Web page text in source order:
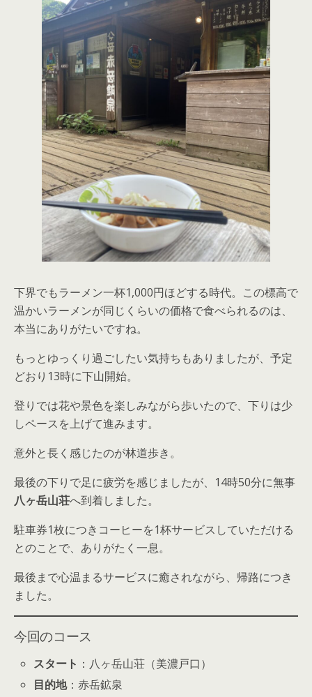
下界でもラーメン一杯1,000円ほどする時代。この標高で
温かいラーメンが同じくらいの価格で食べられるのは、
本当にありがたいですね。
もっとゆっくり過ごしたい気持ちもありましたが、予定
どおり13時に下山開始。
登りでは花や景色を楽しみながら歩いたので、下りは少
しペースを上げて進みます。
意外と長く感じたのが林道歩き。
最後の下りで足に疲労を感じましたが、14時50分に無事
八ヶ岳山荘へ到着しました。
駐車券1枚につきコーヒーを1杯サービスしていただける
とのことで、ありがたく一息。
最後まで心温まるサービスに癒されながら、帰路につき
ました。
今回のコース
スタート ：八ヶ岳山荘（美濃戸口）
目的地：赤岳鉱泉